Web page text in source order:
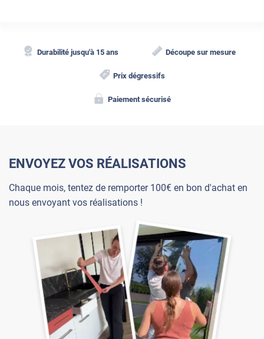
Durabilité jusqu'à 15 ans Découpe sur mesure
Prix dégressifs
Paiement sécurisé
ENVOYEZ VOS RÉALISATIONS
Chaque mois, tentez de remporter 100€ en bon d'achat en
nous envoyant vos réalisations !